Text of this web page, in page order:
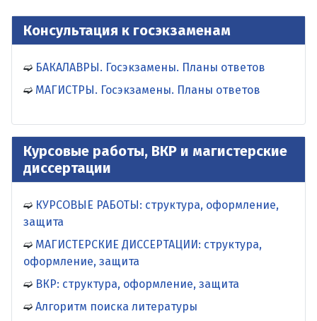
Консультация к госэкзаменам
БАКАЛАВРЫ. Госэкзамены. Планы ответов
МАГИСТРЫ. Госэкзамены. Планы ответов
Курсовые работы, ВКР и магистерские
диссертации
КУРСОВЫЕ РАБОТЫ: структура, оформление,
защита
МАГИСТЕРСКИЕ ДИССЕРТАЦИИ: структура,
оформление, защита
ВКР: структура, оформление, защита
Алгоритм поиска литературы